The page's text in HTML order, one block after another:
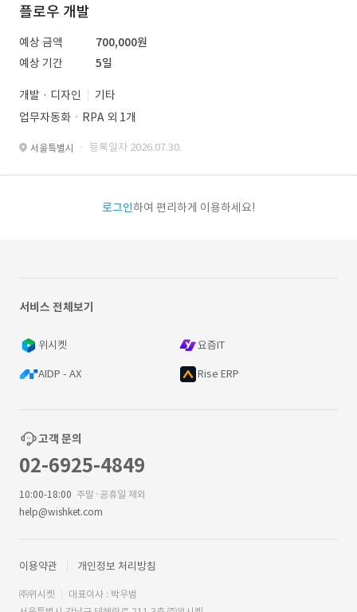
플로우 개발
예상 금액
700,000원
예상 기간
5일
개발 · 디자인
기타
업무자동화ㆍRPA 외 1개
서울특별시 · 등록일자 2026.07.30.
로그인하여 편리하게 이용하세요!
서비스 전체보기
위시켓 요즘IT
AIDP - AX Rise ERP
고객 문의
02-6925-4849
10:00-18:00 주말·공휴일 제외
help@wishket.com
이용약관 개인정보 처리방침
㈜위시켓
대표이사 : 박우범